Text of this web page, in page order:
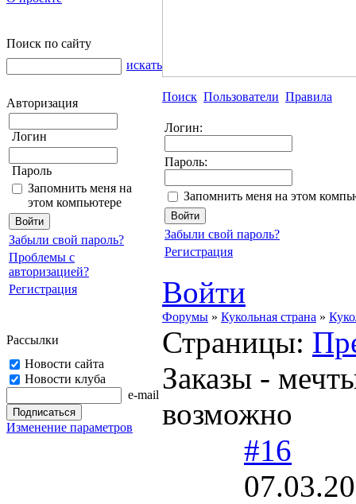
Поиск по сайту
искать
Авторизация
Логин
Пароль
Запомнить меня на
этом компьютере
Забыли свой пароль?
Проблемы с
авторизацией?
Регистрация
Рассылки
Новости сайта
Новости клуба
e-mail
Изменение параметров
Поиск Пользователи Правила
Логин:
Пароль:
Запомнить меня на этом
Забыли свой пароль?
Регистрация
Войти
Форумы » Кукольная страна »
Страницы:
Заказы -
возможно
#16